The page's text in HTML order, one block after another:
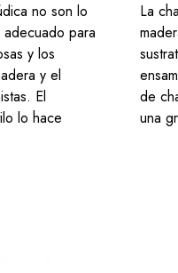
no son lo
para
y los
y el
El
lo hace
La
de
una